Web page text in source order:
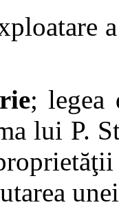
; legea
lui P.